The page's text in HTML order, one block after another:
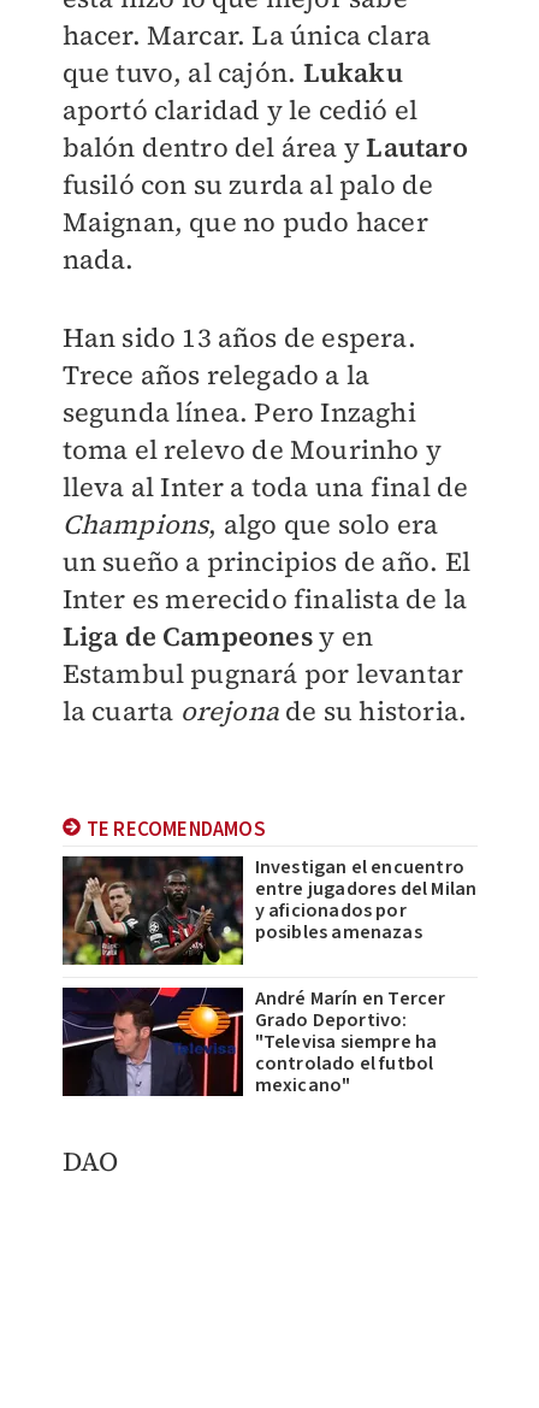
hacer. Marcar. La única clara
que tuvo, al cajón. Lukaku
aportó claridad y le cedió el
balón dentro del área yLautaro
fusiló con su zurda al palo de
Maignan, que no pudo hacer
nada.
Han sido 13 años de espera.
Trece años relegado a la
segunda línea. Pero Inzaghi
toma el relevo de Mourinho y
lleva al Inter a toda una final de
Champions, algo que solo era
un sueño a principios de año. El
Inter es merecido finalista de la
Liga de Campeonesy en
Estambul pugnará por levantar
la cuarta orejona de su historia.
TE RECOMENDAMOS
Investigan el encuentro
entre jugadores del Milan
y aficionados por
posibles amenazas
André Marín en Tercer
Grado Deportivo:
"Televisa siempre ha
controlado el futbol
mexicano"
DAO